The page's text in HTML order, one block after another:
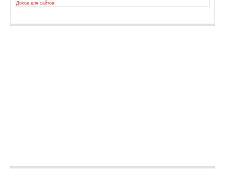
Доход для сайтов